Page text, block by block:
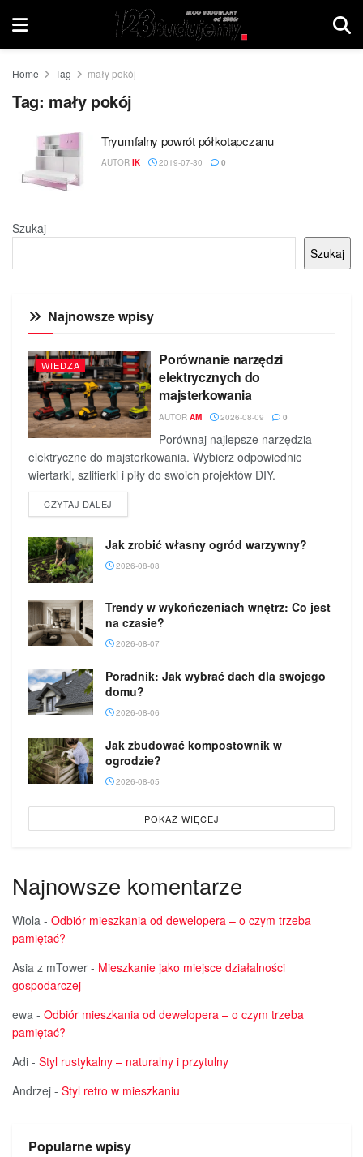
Home Tag mały pokój
Tag: mały pokój
Tryumfalny powrót półkotapczanu
AUTOR IK 2019-07-30 0
Szukaj
Szukaj
Najnowsze wpisy
WIEDZA
Porównanie narzędzi
elektrycznych do
majsterkowania
AUTOR AM 2026-08-09 0
Porównaj najlepsze narzędzia
elektryczne do majsterkowania. Wybierz odpowiednie
wiertarki, szlifierki i piły do swoich projektów DIY.
CZYTAJ DALEJ
Jak zrobić własny ogród warzywny?
2026-08-08
Trendy w wykończeniach wnętrz: Co jest
na czasie?
2026-08-07
Poradnik: Jak wybrać dach dla swojego
domu?
2026-08-06
Jak zbudować kompostownik w
ogrodzie?
2026-08-05
POKAŻ WIĘCEJ
Najnowsze komentarze
Wiola - Odbiór mieszkania od dewelopera – o czym trzeba
pamiętać?
Asia z mTower - Mieszkanie jako miejsce działalności
gospodarczej
ewa - Odbiór mieszkania od dewelopera – o czym trzeba
pamiętać?
Adi - Styl rustykalny – naturalny i przytulny
Andrzej - Styl retro w mieszkaniu
Popularne wpisy